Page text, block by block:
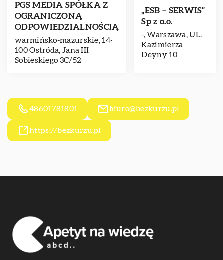
PGS MEDIA SPÓŁKA Z
OGRANICZONĄ
ODPOWIEDZIALNOŚCIĄ
warmińsko-mazurskie, 14-
100 Ostróda, Jana III
Sobieskiego 3C/52
„ESB – SERWIS”
Sp z o.o.
-, Warszawa, UL.
Kazimierza
Deyny 10
48601781801 biuro@bezkurzu.pl
https://bezkurzu.pl